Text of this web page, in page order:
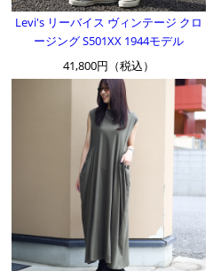
Levi's リーバイス ヴィンテージ クロ
ージング S501XX 1944モデル
41,800円（税込）